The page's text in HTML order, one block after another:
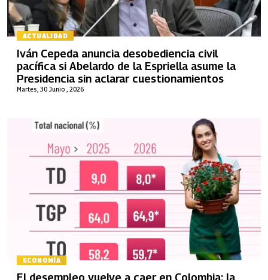
ACTUALIDAD
Martes, 30 Junio , 2026
Iván Cepeda anuncia desobediencia civil
pacífica si Abelardo de la Espriella asume la
Presidencia sin aclarar cuestionamientos
ECONOMÍA
El desempleo vuelve a caer en Colombia: la